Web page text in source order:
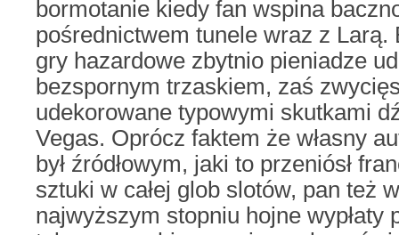
bormotanie kiedy fan wspina
pośrednictwem tunele wraz z Larą.
gry hazardowe zbytnio pieniadze
bezspornym trzaskiem, zaś
udekorowane typowymi skutkami
Vegas. Oprócz faktem że własny
był źródłowym, jaki to przeniósł
sztuki w całej glob slotów, pan też
najwyższym stopniu hojne wypłaty